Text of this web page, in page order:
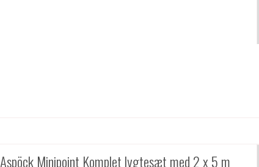
Aspöck Minipoint Komplet lygtesæt med 2 x 5 m